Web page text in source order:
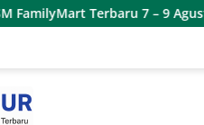
7 – 9 Agustus 2026